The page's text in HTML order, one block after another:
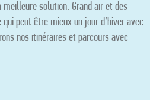
solution. Grand air et des
peut être mieux un jour d’hiver avec
nos itinéraires et parcours avec